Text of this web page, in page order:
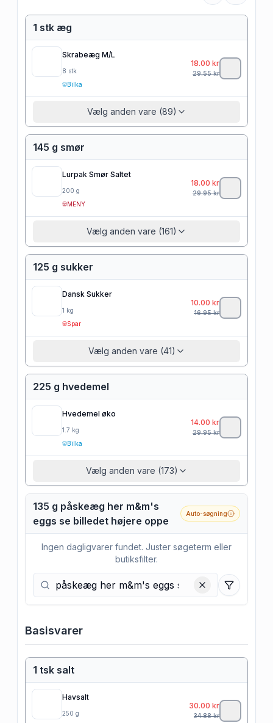
1 stk æg
Skrabeæg M/L
8 stk
Bilka
18.00 kr
29.55kr
Vælg anden vare (89)
145 g smør
Lurpak Smør Saltet
200 g
MENY
18.00 kr
29.95kr
Vælg anden vare (161)
125 g sukker
Dansk Sukker
1 kg
Spar
10.00 kr
16.95kr
Vælg anden vare (41)
225 g hvedemel
Hvedemel øko
1.7 kg
Bilka
14.00 kr
29.95kr
Vælg anden vare (173)
135 g påskeæg her m&m's
eggs se billedet højere oppe
Auto-søgning
Ingen dagligvarer fundet. Juster søgeterm eller
butiksfilter.
Filtre
Basisvarer
1 tsk salt
Havsalt
250 g
30.00 kr
34.88kr